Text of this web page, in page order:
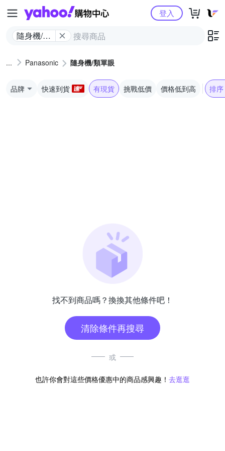
Yahoo購物中心
隨身機/類
登入
Panasonic 隨身機/類單眼
品牌 快速到貨 有現貨 挑戰低價 價格低到高 排序
找不到商品嗎？換換其他條件吧！
清除條件再搜尋
或
也許你會對這些價格優惠中的商品感興趣！ 去逛逛